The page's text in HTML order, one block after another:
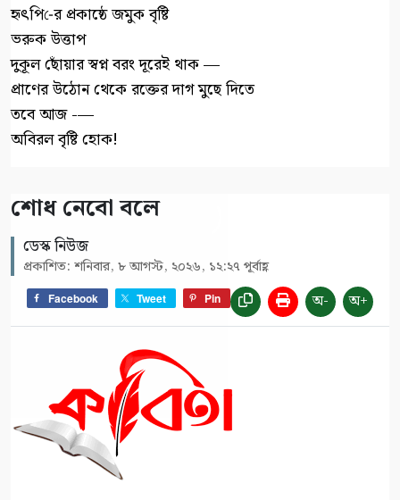
হৃৎপি-ের প্রকাষ্ঠে জমুক বৃষ্টি
ভরুক উত্তাপ
দুকূল ছোঁয়ার স্বপ্ন বরং দূরেই থাক —
প্রাণের উঠোন থেকে রক্তের দাগ মুছে দিতে
তবে আজ -—
অবিরল বৃষ্টি হোক!
শোধ নেবো বলে
ডেস্ক নিউজ
প্রকাশিত: শনিবার, ৮ আগস্ট, ২০২৬, ১২:২৭ পূর্বাহ্ণ
Facebook Tweet Pin অ- অ+